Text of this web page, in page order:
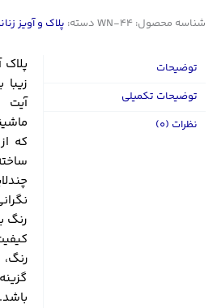
شناسه محصول: WN-44 دسته: پلاک و آویز
توضیحات
توضیحات تکمیلی
نظرات (0)
پلاک
رنگ
باشد.